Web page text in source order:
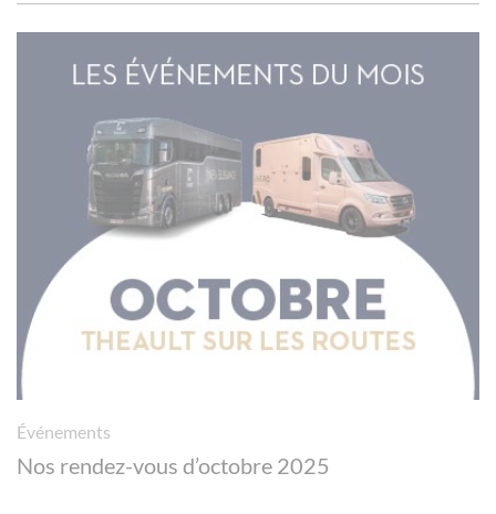
Événements
Nos rendez-vous d’octobre 2025